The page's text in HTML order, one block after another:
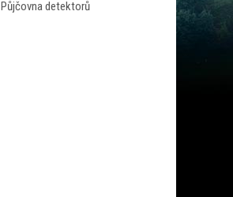
Půjčovna detektorů